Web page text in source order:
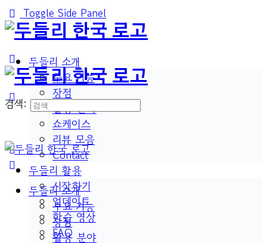
Toggle Side Panel
두들리 소개
주요 기능
장점
활용 분야
쇼케이스
리뷰 모음
Contact
두들리 활용
시작하기
업데이트
학습 영상
FAQ
검색:
두들리 소개
주요 기능
장점
활용 분야